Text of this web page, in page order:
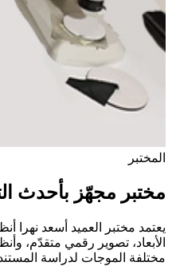
المختبر
مختبر مجهّز بأحدث
يعتمد مختبر العميد أسعد نهرا
الأبعاد، تصوير رقمي متقدّم،
مختلفة الموجات لدراسة